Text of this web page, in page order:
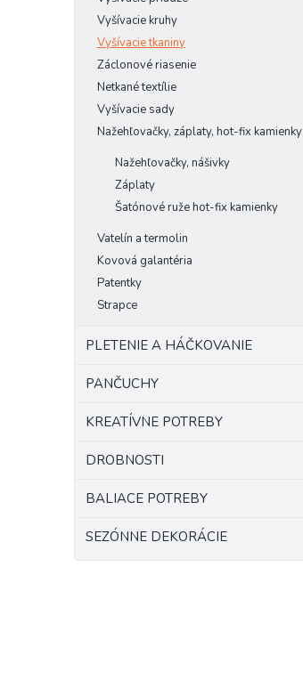
Vyšívacie kruhy
Vyšívacie tkaniny
Záclonové riasenie
Netkané textílie
Vyšívacie sady
Nažehľovačky, záplaty, hot-fix kamienky
Nažehľovačky, nášivky
Záplaty
Šatónové ruže hot-fix kamienky
Vatelín a termolin
Kovová galantéria
Patentky
Strapce
PLETENIE A HÁČKOVANIE
PANČUCHY
KREATÍVNE POTREBY
DROBNOSTI
BALIACE POTREBY
SEZÓNNE DEKORÁCIE